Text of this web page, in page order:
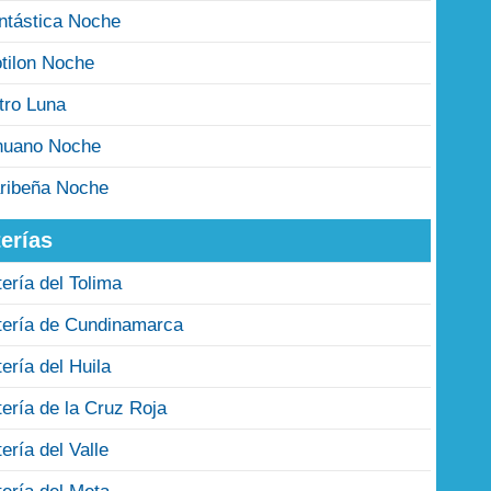
Noche
Noche
Luna
Noche
Noche
del Tolima
de Cundinamarca
del Huila
de la Cruz Roja
del Valle